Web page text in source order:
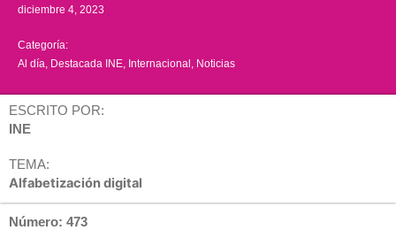
diciembre 4, 2023
Categoría:
Al día Destacada INE Internacional Noticias
ESCRITO POR:
INE
TEMA:
Alfabetización digital
Número: 473